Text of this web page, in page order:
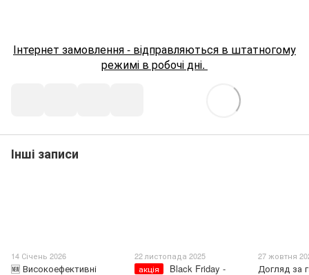
Інтернет замовлення - відправляються в штатногому
режимі в робочі дні.
Інші записи
14 Січень 2026
🆕 Високоефективні
22 листопада 2025
акція
Black Friday -
27 жовтня
Догляд за